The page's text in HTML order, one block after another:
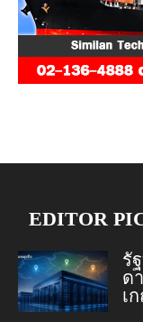
EDITOR
รั
ด
เ